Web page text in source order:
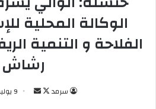
الوكالة المحلية
الفلاحة و التنمية
رشاش
سرمد
ت
9 يوليو، 2023